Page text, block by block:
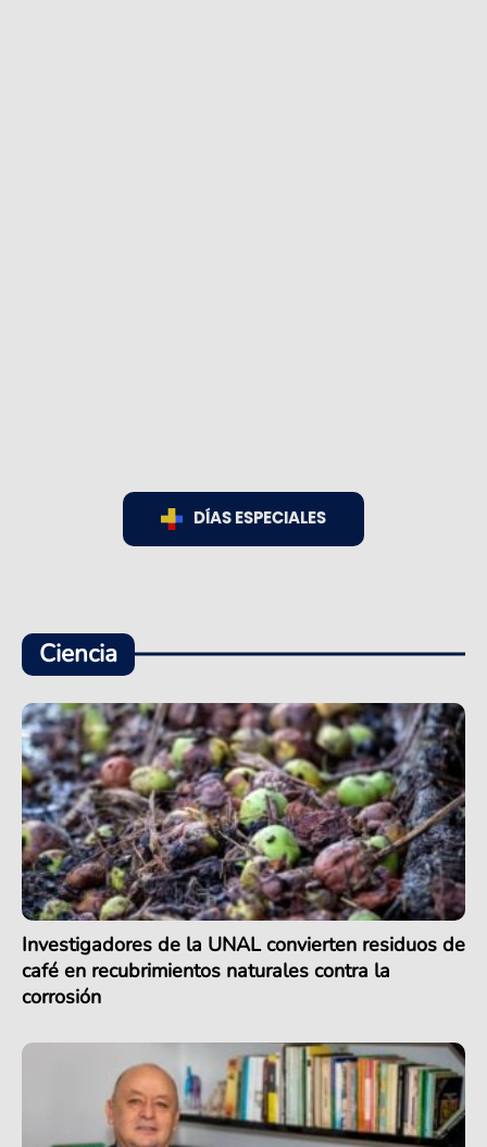
DÍAS ESPECIALES
Ciencia
Investigadores de la UNAL convierten residuos de
café en recubrimientos naturales contra la
corrosión